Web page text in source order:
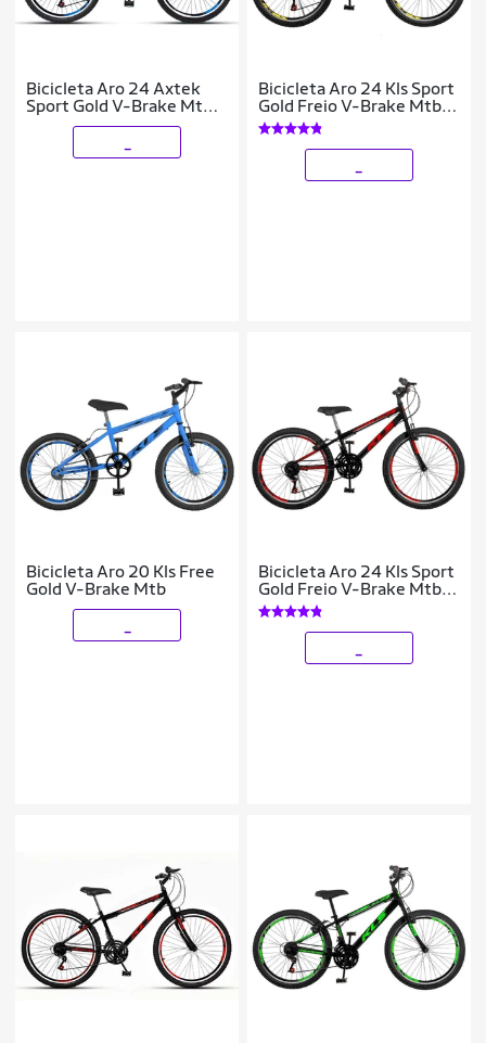
Bicicleta Aro 24 Axtek
Sport Gold V-Brake Mtb
Bicicleta Aro 24 Kls Sport
Gold Freio V-Brake Mtb
21 Marchas
Bicicleta Aro 20 Kls Free
Gold V-Brake Mtb
Bicicleta Aro 24 Kls Sport
Gold Freio V-Brake Mtb
21 Marchas